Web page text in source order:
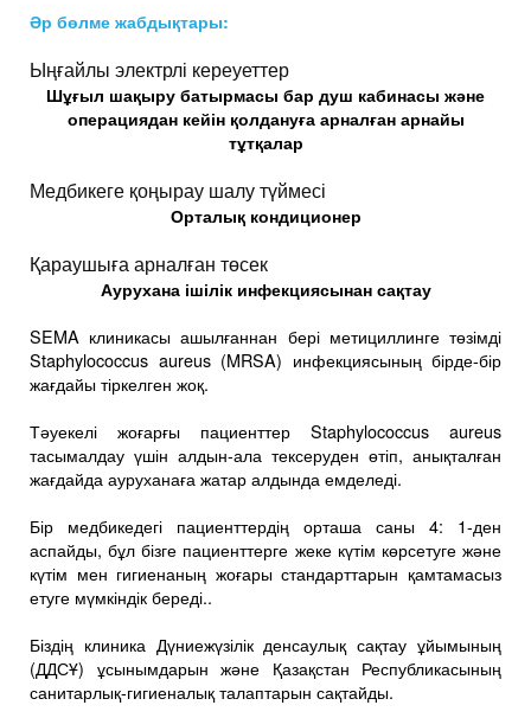
Әр бөлме жабдықтары:
Ыңғайлы электрлі кереуеттер
Шұғыл шақыру батырмасы бар душ кабинасы және
операциядан кейін қолдануға арналған арнайы
тұтқалар
Медбикеге қоңырау шалу түймесі
Орталық кондиционер
Қараушыға арналған төсек
Аурухана ішілік инфекциясынан сақтау
SEMA клиникасы ашылғаннан бері метициллинге төзімді
Staphylococcus aureus (MRSA) инфекциясының бірде-бір
жағдайы тіркелген жоқ.
Тәуекелі жоғарғы пациенттер Staphylococcus aureus
тасымалдау үшін алдын-ала тексеруден өтіп, анықталған
жағдайда ауруханаға жатар алдында емделеді.
Бір медбикедегі пациенттердің орташа саны 4: 1-ден
аспайды, бұл бізге пациенттерге жеке күтім көрсетуге және
күтім мен гигиенаның жоғары стандарттарын қамтамасыз
етуге мүмкіндік береді..
Біздің клиника Дүниежүзілік денсаулық сақтау ұйымының
(ДДСҰ) ұсынымдарын және Қазақстан Республикасының
санитарлық-гигиеналық талаптарын сақтайды.